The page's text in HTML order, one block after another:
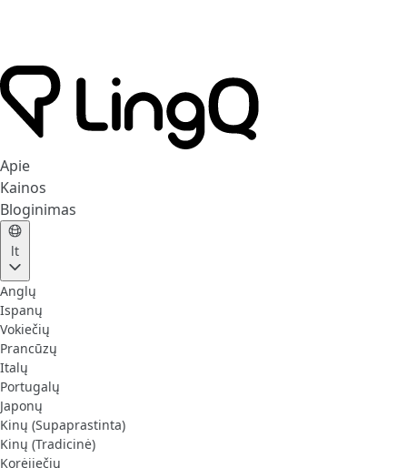
Apie
Kainos
Bloginimas
lt
Anglų
Ispanų
Vokiečių
Prancūzų
Italų
Portugalų
Japonų
Kinų (Supaprastinta)
Kinų (Tradicinė)
Korėjiečių